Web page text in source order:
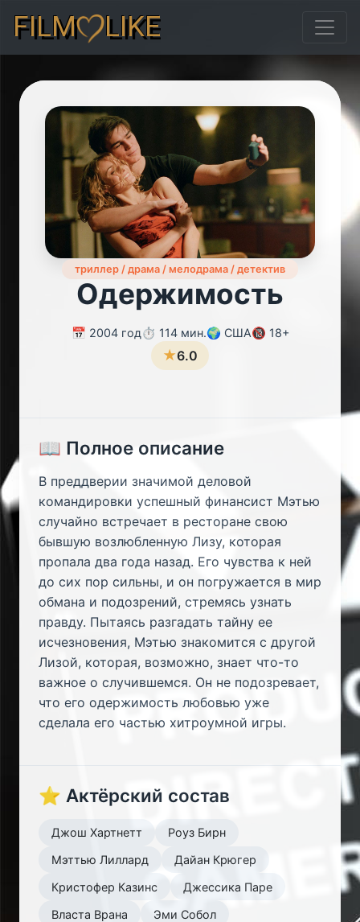
FILM LIKE
триллер / драма / мелодрама / детектив
Одержимость
📅 2004 год⏱️ 114 мин.🌍 США🔞 18+
★6.0
📖 Полное описание
В преддверии значимой деловой
командировки успешный финансист Мэтью
случайно встречает в ресторане свою
бывшую возлюбленную Лизу, которая
пропала два года назад. Его чувства к ней
до сих пор сильны, и он погружается в мир
обмана и подозрений, стремясь узнать
правду. Пытаясь разгадать тайну ее
исчезновения, Мэтью знакомится с другой
Лизой, которая, возможно, знает что-то
важное о случившемся. Он не подозревает,
что его одержимость любовью уже
сделала его частью хитроумной игры.
⭐ Актёрский состав
Джош Хартнетт
Роуз Бирн
Мэттью Лиллард
Дайан Крюгер
Кристофер Казинс
Джессика Паре
Власта Врана
Эми Собол